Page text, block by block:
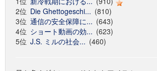
2位 Die Ghettogeschi... (810)
3位 通信の安全保障に... (643)
4位 ショート動画の効... (623)
5位 J.S. ミルの社会... (460)